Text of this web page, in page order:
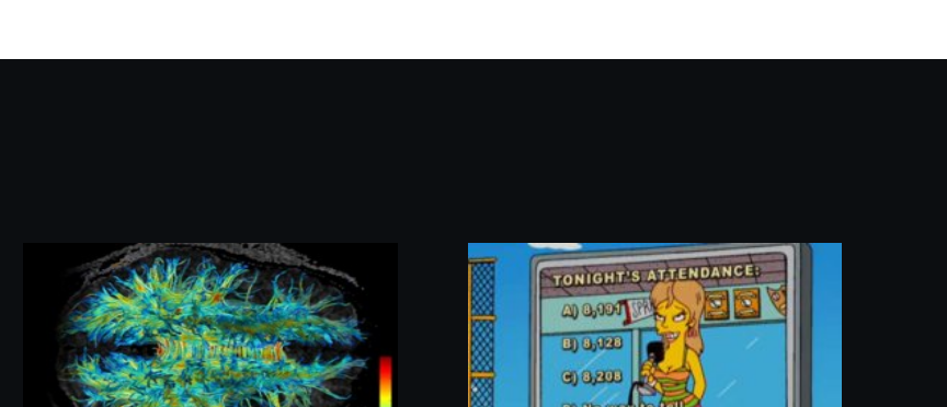
la
Plaza
festival